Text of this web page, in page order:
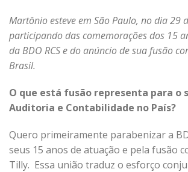
Martônio esteve em São Paulo, no dia 29
participando das comemorações dos 15
da BDO RCS e do anúncio de sua fusão
Brasil.
O que está fusão representa para o
Auditoria e Contabilidade no País?
Quero primeiramente parabenizar a
seus 15 anos de atuação e pela fusão
Tilly. Essa união traduz o esforço